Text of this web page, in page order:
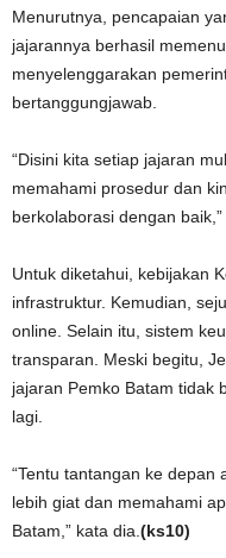
Menurutnya, pencapaian
jajarannya berhasil
menyelenggarakan
bertanggungjawab.
“Disini kita setiap jajaran
memahami prosedur dan
berkolaborasi dengan baik,”
Untuk diketahui, kebijakan
infrastruktur. Kemudian,
online. Selain itu, sistem
transparan. Meski begitu,
jajaran Pemko Batam tidak
lagi.
“Tentu tantangan ke depan
lebih giat dan memahami
Batam,” kata dia. (ks10)